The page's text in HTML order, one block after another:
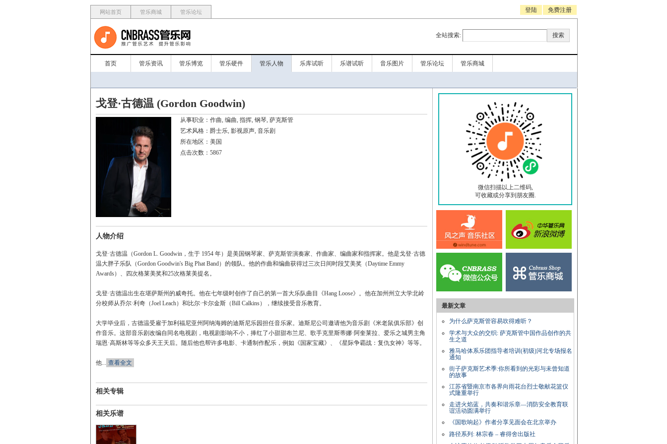
网站首页 管乐商城 管乐论坛 登陆 免费注册
全站搜索:
首页 管乐资讯 管乐博览 管乐硬件 管乐人物 乐库试听 乐谱试听 音乐图片 管乐论坛 管乐商城
戈登·古德温 (Gordon Goodwin)
从事职业：
艺术风格：
所在地区：
点击次数：5867
人物介绍
戈登·古德温（Gordon L. Goodwin，生于 1954 年）是美国钢琴家、萨克斯管演奏家、作曲家、编曲家和指挥家。他是戈登·古德
温大胖子乐队（Gordon Goodwin's Big Phat Band）的领队。他的作曲和编曲获得过三次日间时段艾美奖（Daytime Emmy
Awards）、四次格莱美奖和25次格莱美提名。
戈登·古德温出生在堪萨斯州的威奇托。他在七年级时创作了自己的第一首大乐队曲目《Hang Loose》。他在加州州立大学北岭
分校师从乔尔·利奇（Joel Leach）和比尔·卡尔金斯（Bill Calkins），继续接受音乐教育。
大学毕业后，古德温受雇于加利福尼亚州阿纳海姆的迪斯尼乐园担任音乐家。迪斯尼公司邀请他为音乐剧《米老鼠俱乐部》创
作音乐。这部音乐剧改编自同名电视剧，电视剧影响不小，捧红了小甜甜布兰尼、歌手克里斯蒂娜·阿奎莱拉、爱乐之城男主角
瑞恩·高斯林等等众多天王天后。随后他也帮许多电影、卡通制作配乐，例如《国家宝藏》、《星际争霸战：复仇女神》等等。
他... 查看全文
相关专辑
相关乐谱
微信扫描以上二维码,
可收藏或分享到朋友圈.
最新文章
为什么萨克斯管容易吹得难听？
学术与大众的交织: 萨克斯管中国作品创作的共
生之道
雅马哈体系乐团指导者培训(初级)河北专场报名
通知
街子萨克斯艺术季:你所看到的光彩与未曾知道
的故事
江苏省暨南京市各界向雨花台烈士敬献花篮仪
式隆重举行
走进火焰蓝，共奏和谐乐章—消防安全教育联
谊活动圆满举行
《国歌响起》作者分享见面会在北京举办
路径系列: 林宗春 – 睿得舍出版社